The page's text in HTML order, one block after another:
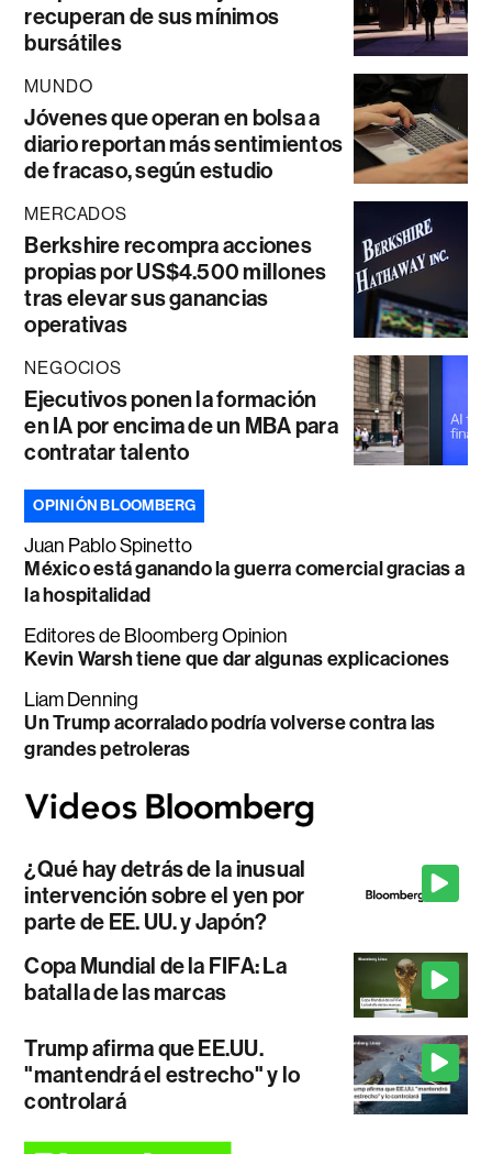
recuperan de sus mínimos
bursátiles
MUNDO
Jóvenes que operan en bolsa a
diario reportan más sentimientos
de fracaso, según estudio
MERCADOS
Berkshire recompra acciones
propias por US$4.500 millones
tras elevar sus ganancias
operativas
NEGOCIOS
Ejecutivos ponen la formación
en IA por encima de un MBA para
contratar talento
OPINIÓN BLOOMBERG
Juan Pablo Spinetto
México está ganando la guerra comercial gracias a
la hospitalidad
Editores de Bloomberg Opinion
Kevin Warsh tiene que dar algunas explicaciones
Liam Denning
Un Trump acorralado podría volverse contra las
grandes petroleras
¿Qué hay detrás de la inusual
intervención sobre el yen por
parte de EE. UU. y Japón?
Copa Mundial de la FIFA: La
batalla de las marcas
Trump afirma que EE.UU.
"mantendrá el estrecho" y lo
controlará